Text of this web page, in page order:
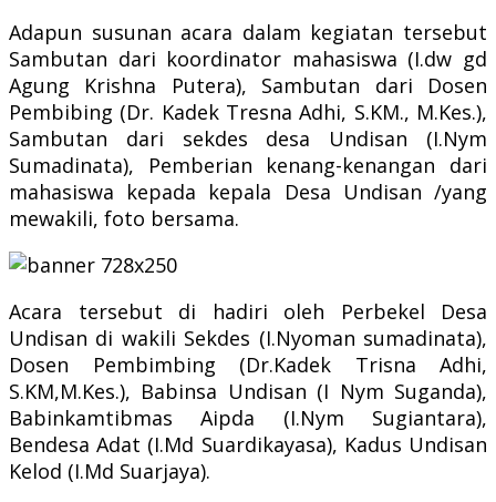
Adapun susunan acara dalam kegiatan tersebut
Sambutan dari koordinator mahasiswa (I.dw gd
Agung Krishna Putera), Sambutan dari Dosen
Pembibing (Dr. Kadek Tresna Adhi, S.KM., M.Kes.),
Sambutan dari sekdes desa Undisan (I.Nym
Sumadinata), Pemberian kenang-kenangan dari
mahasiswa kepada kepala Desa Undisan /yang
mewakili, foto bersama.
Acara tersebut di hadiri oleh Perbekel Desa
Undisan di wakili Sekdes (I.Nyoman sumadinata),
Dosen Pembimbing (Dr.Kadek Trisna Adhi,
S.KM,M.Kes.), Babinsa Undisan (I Nym Suganda),
Babinkamtibmas Aipda (I.Nym Sugiantara),
Bendesa Adat (I.Md Suardikayasa), Kadus Undisan
Kelod (I.Md Suarjaya).